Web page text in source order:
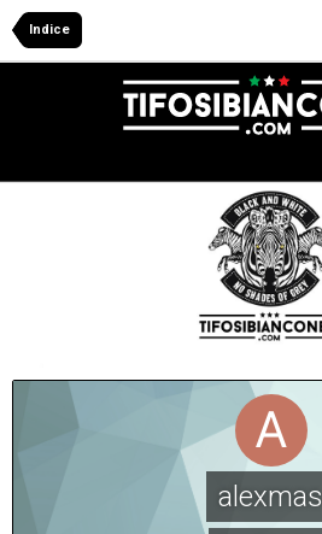
Indice
alexmas